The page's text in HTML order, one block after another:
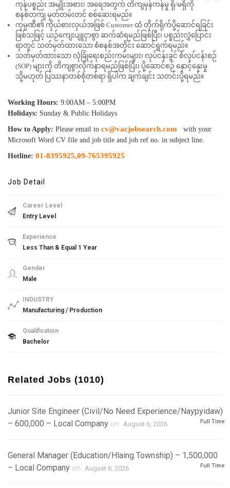
ကုန်ပစ္စည်း အမျိုးအစား၊ အရေအတွက် တိကျမှန်ကန်မှု ရှိ/မရှိကို
စနစ်တကျ မှတ်တမ်းတင် စစ်ဆေးရမည်။
ကုမ္ပဏီ၏ ကိုယ်စားလှယ်အဖြစ် Customer ထံ တိုက်ရိုက်ပို့ဆောင်ရခြင်း
ဖြစ်သဖြင့် ယဉ်ကျေးပျူငှာစွာ ဆက်ဆံရမည်ဖြစ်ပြီး၊ ပစ္စည်းလွှဲပြောင်း
ရာတွင် သတ်မှတ်ထားသော စံစနစ်အတိုင်း ဆောင်ရွက်ရမည်။
သတ်မှတ်ထားသော လုံခြုံရေးစည်းကမ်းများ၊ လုပ်ငန်းခွင် စံလုပ်ငန်းစဉ်
(SOP) များကို တိကျစွာလိုက်နာရမည်ဖြစ်ပြီး၊ ပို့ဆောင်စဉ် နှောင့်နှေးမှု
သို့မဟုတ် ပြဿနာတစ်စုံတစ်ရာ ရှိပါက ချက်ချင်း သတင်းပို့ရမည်။
Working Hours: 9:00AM – 5:00PM
Holidays: Sunday & Public Holidays
How to Apply: Please email to cv@vacjobsearch.com
with your
Microsoft Word CV file and job title and job ref no. in subject line.
Hotline: 01-8395925,09-765395925
Job Detail
Career Level
Entry Level
Experience
Less Than & Equal 1 Year
Gender
Male
INDUSTRY
Manufacturing / Production
Qualification
Bachelor
Related Jobs (1010)
Junior Site Engineer (Civil/No Need Experience/Naypyidaw)
– 600,000 – Local Company on August 6, 2026 Full Time
General Manager (Education/Hlaing Township) – 1,500,000
– Local Company on August 6, 2026 Full Time